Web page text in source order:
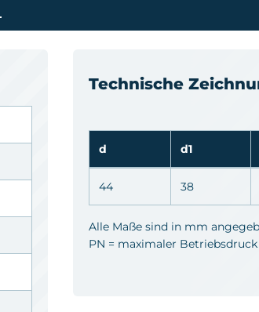
Technische
d d1
44 38
Alle Maße sind in mm
PN = maximaler